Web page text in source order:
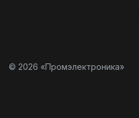
© 2026 «Промэлектроника»